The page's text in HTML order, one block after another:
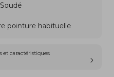
pointure habituelle
et caractéristiques